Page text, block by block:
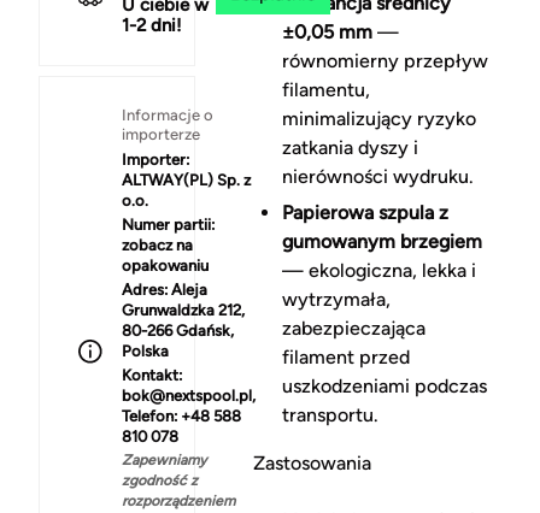
U ciebie w
1-2 dni!
Informacje o
importerze
Importer:
ALTWAY(PL) Sp. z
o.o.
Numer partii:
zobacz na
opakowaniu
Adres: Aleja
Grunwaldzka 212,
80-266 Gdańsk,
Polska
Kontakt:
bok@nextspool.pl,
Telefon: +48 588
810 078
Zapewniamy
zgodność z
rozporządzeniem
±0,05 mm—
równomierny przepływ
filamentu,
minimalizujący ryzyko
zatkania dyszy i
nierówności wydruku.
Papierowa szpula z
gumowanym brzegiem
— ekologiczna, lekka i
wytrzymała,
zabezpieczająca
filament przed
uszkodzeniami podczas
transportu.
Zastosowania